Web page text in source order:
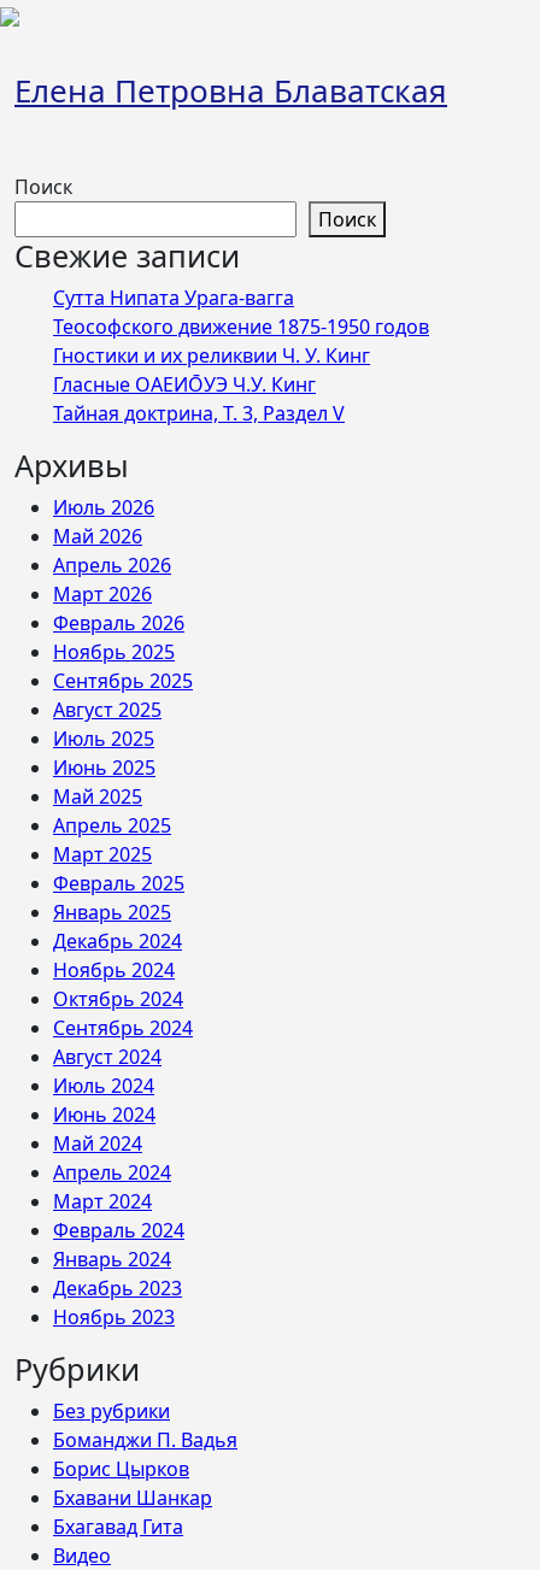
Перейти
Елена Петровна Блаватская
Поиск
Поиск
Свежие записи
Сутта Нипата Урага-вагга
Теософского движение 1875-1950 годов
Гностики и их реликвии Ч. У. Кинг
Гласные ОАЕИО̄УЭ Ч.У. Кинг
Тайная доктрина, Т. 3, Раздел V
Архивы
Июль 2026
Май 2026
Апрель 2026
Март 2026
Февраль 2026
Ноябрь 2025
Сентябрь 2025
Август 2025
Июль 2025
Июнь 2025
Май 2025
Апрель 2025
Март 2025
Февраль 2025
Январь 2025
Декабрь 2024
Ноябрь 2024
Октябрь 2024
Сентябрь 2024
Август 2024
Июль 2024
Июнь 2024
Май 2024
Апрель 2024
Март 2024
Февраль 2024
Январь 2024
Декабрь 2023
Ноябрь 2023
Рубрики
Без рубрики
Боманджи П. Вадья
Борис Цырков
Бхавани Шанкар
Бхагавад Гита
Видео